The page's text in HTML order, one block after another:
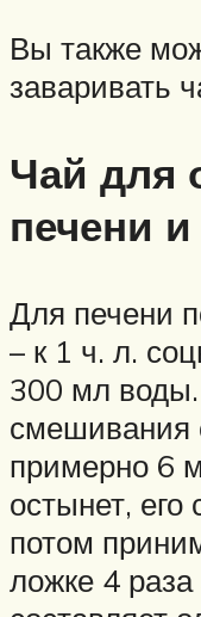
Вы также
заваривать
Чай для
печени
Для печени
– к 1 ч. л.
300 мл
смешивания
примерно 6
остынет, его
потом
ложке 4